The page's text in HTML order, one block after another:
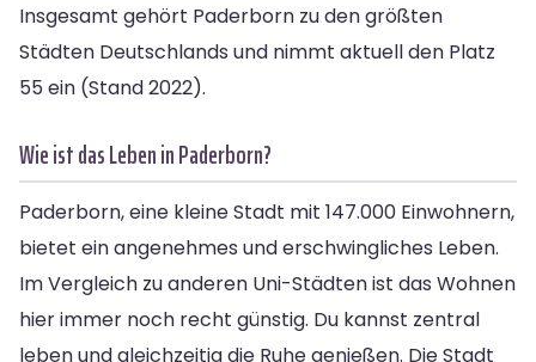
Insgesamt gehört Paderborn zu den größten
Städten Deutschlands und nimmt aktuell den Platz
55 ein (Stand 2022).
Wie ist das Leben in Paderborn?
Paderborn, eine kleine Stadt mit 147.000 Einwohnern,
bietet ein angenehmes und erschwingliches Leben.
Im Vergleich zu anderen Uni-Städten ist das Wohnen
hier immer noch recht günstig. Du kannst zentral
leben und gleichzeitig die Ruhe genießen. Die Stadt